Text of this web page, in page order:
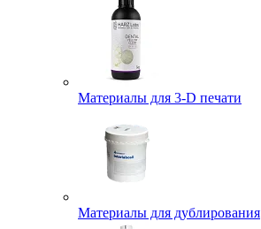
Материалы для 3-D печати
Материалы для дублирования